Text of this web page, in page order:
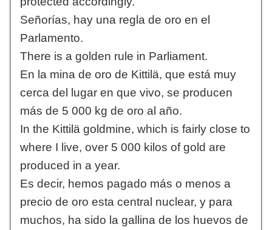
Señorías, hay una regla de oro en el
Parlamento.
There is a golden rule in Parliament.
En la mina de oro de Kittilä, que está muy
cerca del lugar en que vivo, se producen
más de 5 000 kg de oro al año.
In the Kittilä goldmine, which is fairly close to
where I live, over 5 000 kilos of gold are
produced in a year.
Es decir, hemos pagado más o menos a
precio de oro esta central nuclear, y para
muchos, ha sido la gallina de los huevos de